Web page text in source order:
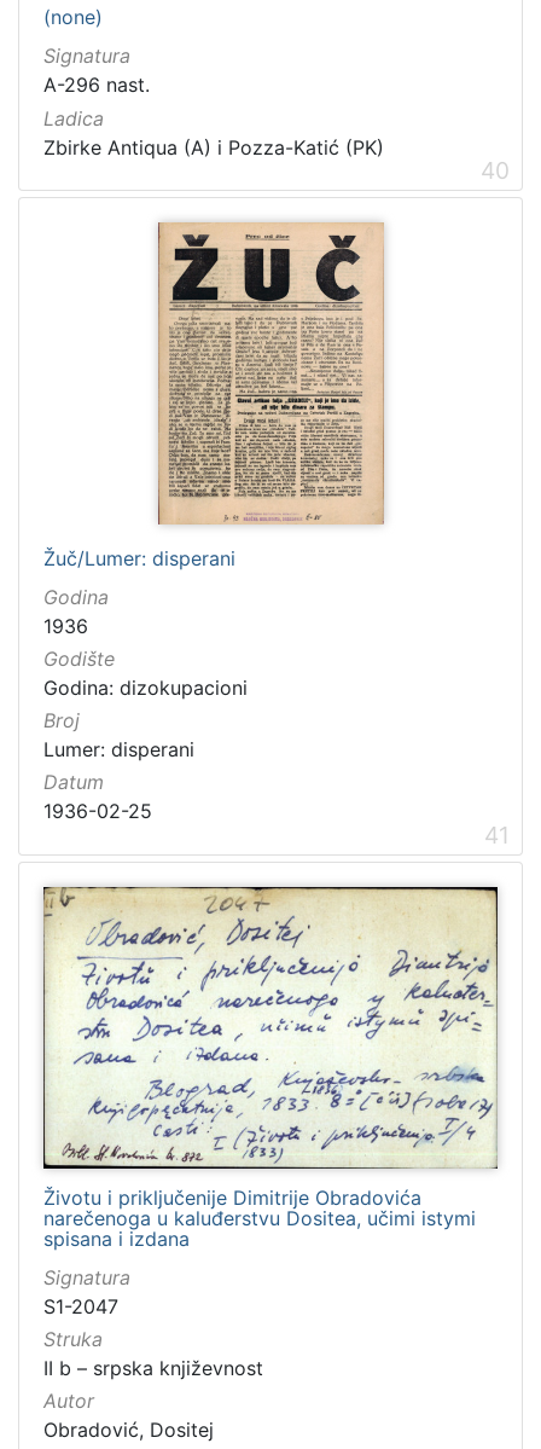
(none)
Signatura
A-296 nast.
Ladica
Zbirke Antiqua (A) i Pozza-Katić (PK)
40
Žuč/Lumer: disperani
Godina
1936
Godište
Godina: dizokupacioni
Broj
Lumer: disperani
Datum
1936-02-25
41
Životu i priključenije Dimitrije Obradovića
narečenoga u kaluđerstvu Dositea, učimi istymi
spisana i izdana
Signatura
S1-2047
Struka
II b – srpska književnost
Autor
Obradović, Dositej